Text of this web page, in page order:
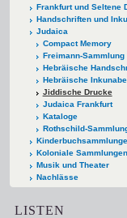
Frankfurt und Seltene
Handschriften und
Judaica
Compact Memory
Freimann-Sammlung
Hebräische
Hebräische
Jiddische Drucke
Judaica Frankfurt
Kataloge
Rothschild-
Koloniale Sammlungen
Musik und Theater
Nachlässe
LISTEN